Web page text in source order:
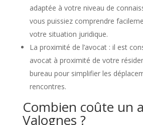
adaptée à votre niveau de
vous puissiez comprendre
votre situation juridique.
La proximité de l’avocat : il est
avocat à proximité de votre
bureau pour simplifier les
rencontres.
Combien coûte un
Valognes ?